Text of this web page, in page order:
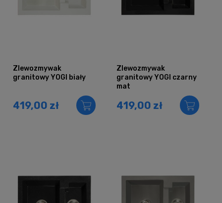
Zlewozmywak
granitowy YOGI biały
419,00 zł
Zlewozmywak
granitowy YOGI czarny
mat
419,00 zł